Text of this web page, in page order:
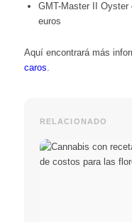
GMT-Master II Oyster
euros
Aquí encontrará más
caros.
RELACIONADO